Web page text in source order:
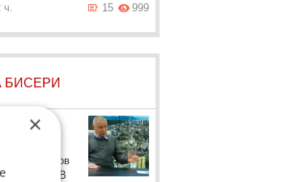
ч.
999
15
БИСЕРИ
пред бТВ
×